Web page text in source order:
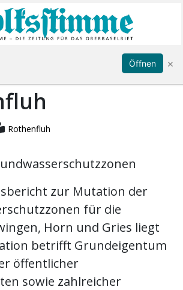
Abonnieren Anmelden
Rothenfluh
zur Mutation der
für die
Horn und Gries liegt
betrifft Grundeigentum
öffentlicher
sowie zahlreicher
Öffnen ×